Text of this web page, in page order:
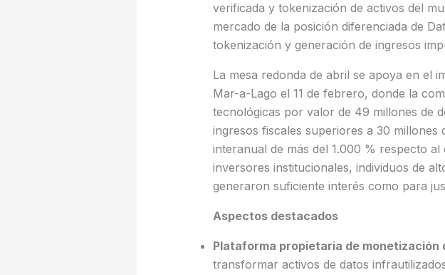
verificada y tokenización de activos del
mercado de la posición diferenciada de
tokenización y generación de ingresos
La mesa redonda de abril se apoya en el
Mar-a-Lago el 11 de febrero, donde la
tecnológicas por valor de 49 millones de
ingresos fiscales superiores a 30
interanual de más del 1.000 % respecto
inversores institucionales, individuos de
generaron suficiente interés como para
Aspectos destacados
Plataforma propietaria de monetización
transformar activos de datos